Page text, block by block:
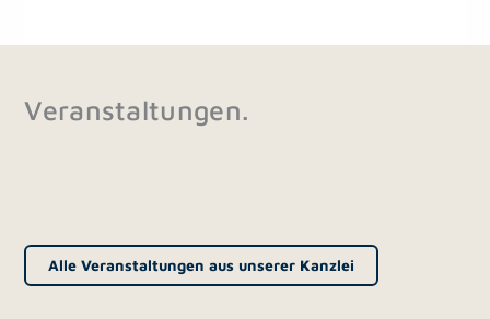
Veranstaltungen.
Alle Veranstaltungen aus unserer Kanzlei